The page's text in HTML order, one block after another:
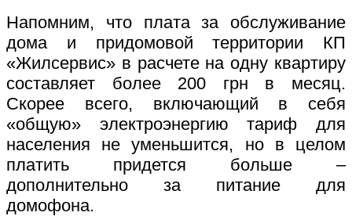
Напомним, что плата за обслуживание
дома и придомовой территории КП
«Жилсервис» в расчете на одну квартиру
составляет более 200 грн в месяц.
Скорее всего, включающий в себя
«общую» электроэнергию тариф для
населения не уменьшится, но в целом
платить придется больше –
дополнительно за питание для
домофона.